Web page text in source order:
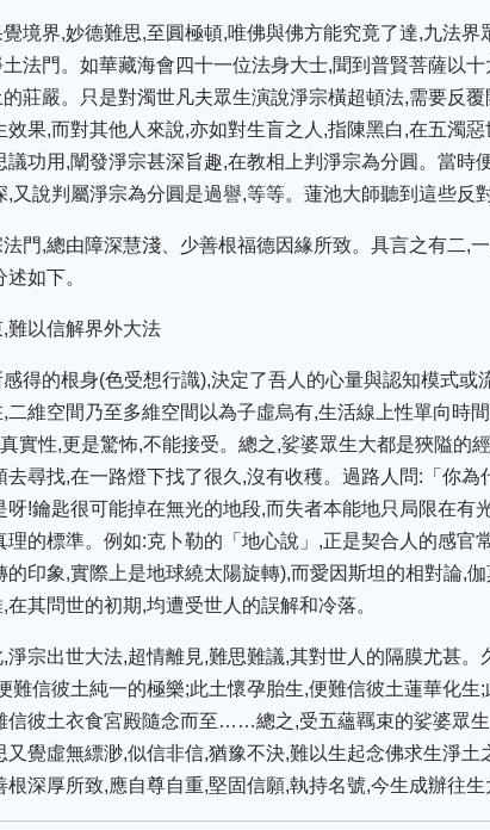
境界,妙德難思,至圓極頓,唯佛與佛方能究竟了達,九法
法門。如華藏海會四十一位法身大士,聞到普賢菩薩以
莊嚴。只是對濁世凡夫眾生演說淨宗橫超頓法,需要反
效果,而對其他人來說,亦如對生盲之人,指陳黑白,在五濁
議功用,闡發淨宗甚深旨趣,在教相上判淨宗為分圓。當時
,又說判屬淨宗為分圓是過譽,等等。蓮池大師聽到這些
門,總由障深慧淺、少善根福德因緣所致。具言之有二,
如下。
難以信解界外大法
得的根身(色受想行識),決定了吾人的心量與認知模式或
二維空間乃至多維空間以為子虛烏有,生活線上性單向時
實性,更是驚怖,不能接受。總之,娑婆眾生大都是狹隘的
去尋找,在一路燈下找了很久,沒有收穫。過路人問:「你
呀!鑰匙很可能掉在無光的地段,而失者本能地只局限在有
理的標準。例如:克卜勒的「地心說」,正是契合人的感
的印象,實際上是地球繞太陽旋轉),而愛因斯坦的相對論,
其問世的初期,均遭受世人的誤解和冷落。
淨宗出世大法,超情離見,難思難議,其對世人的隔膜尤甚
難信彼土純一的極樂;此土懷孕胎生,便難信彼土蓮華化
信彼土衣食宮殿隨念而至……總之,受五蘊羈束的娑婆眾
又覺虛無縹渺,似信非信,猶豫不決,難以生起念佛求生淨
深厚所致,應自尊自重,堅固信願,執持名號,今生成辦往生